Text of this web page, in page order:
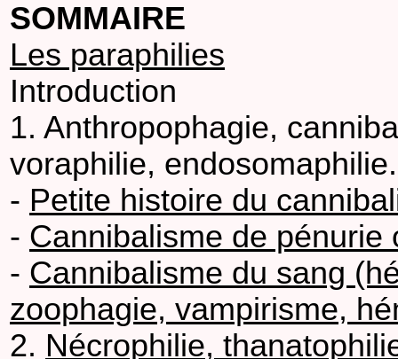
SOMMAIRE
Les paraphilies
Introduction
1. Anthropophagie,
voraphilie, endosomaphilie.
- Petite histoire du
- Cannibalisme de pénurie
- Cannibalisme du sang
zoophagie, vampirisme,
2. Nécrophilie,